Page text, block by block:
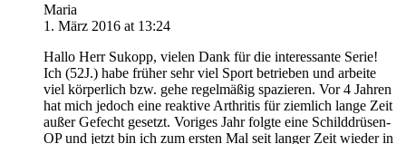
Maria
1. März 2016 at 13:24
Hallo Herr Sukopp, vielen Dank für die interessante Serie!
Ich (52J.) habe früher sehr viel Sport betrieben und arbeite
viel körperlich bzw. gehe regelmäßig spazieren. Vor 4 Jahren
hat mich jedoch eine reaktive Arthritis für ziemlich lange Zeit
außer Gefecht gesetzt. Voriges Jahr folgte eine Schilddrüsen-
OP und jetzt bin ich zum ersten Mal seit langer Zeit wieder in